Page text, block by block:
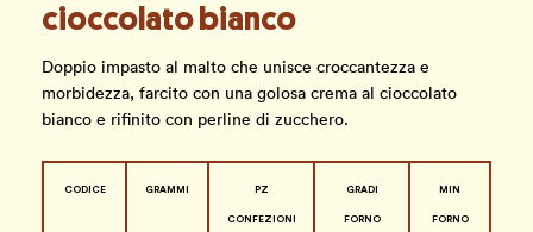
cioccolato bianco
Doppio impasto al malto che unisce croccantezza e
morbidezza, farcito con una golosa crema al cioccolato
bianco e rifinito con perline di zucchero.
CODICE GRAMMI PZ
CONFEZIONI
GRADI
FORNO
MIN
FORNO